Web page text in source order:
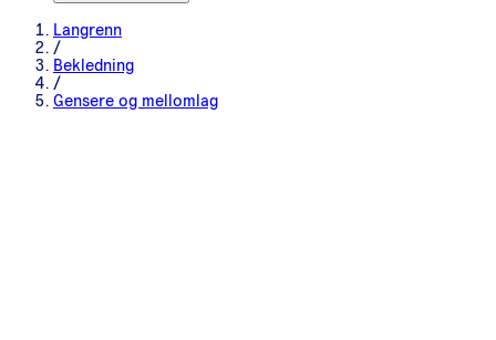
Langrenn
/
Bekledning
/
Gensere og mellomlag